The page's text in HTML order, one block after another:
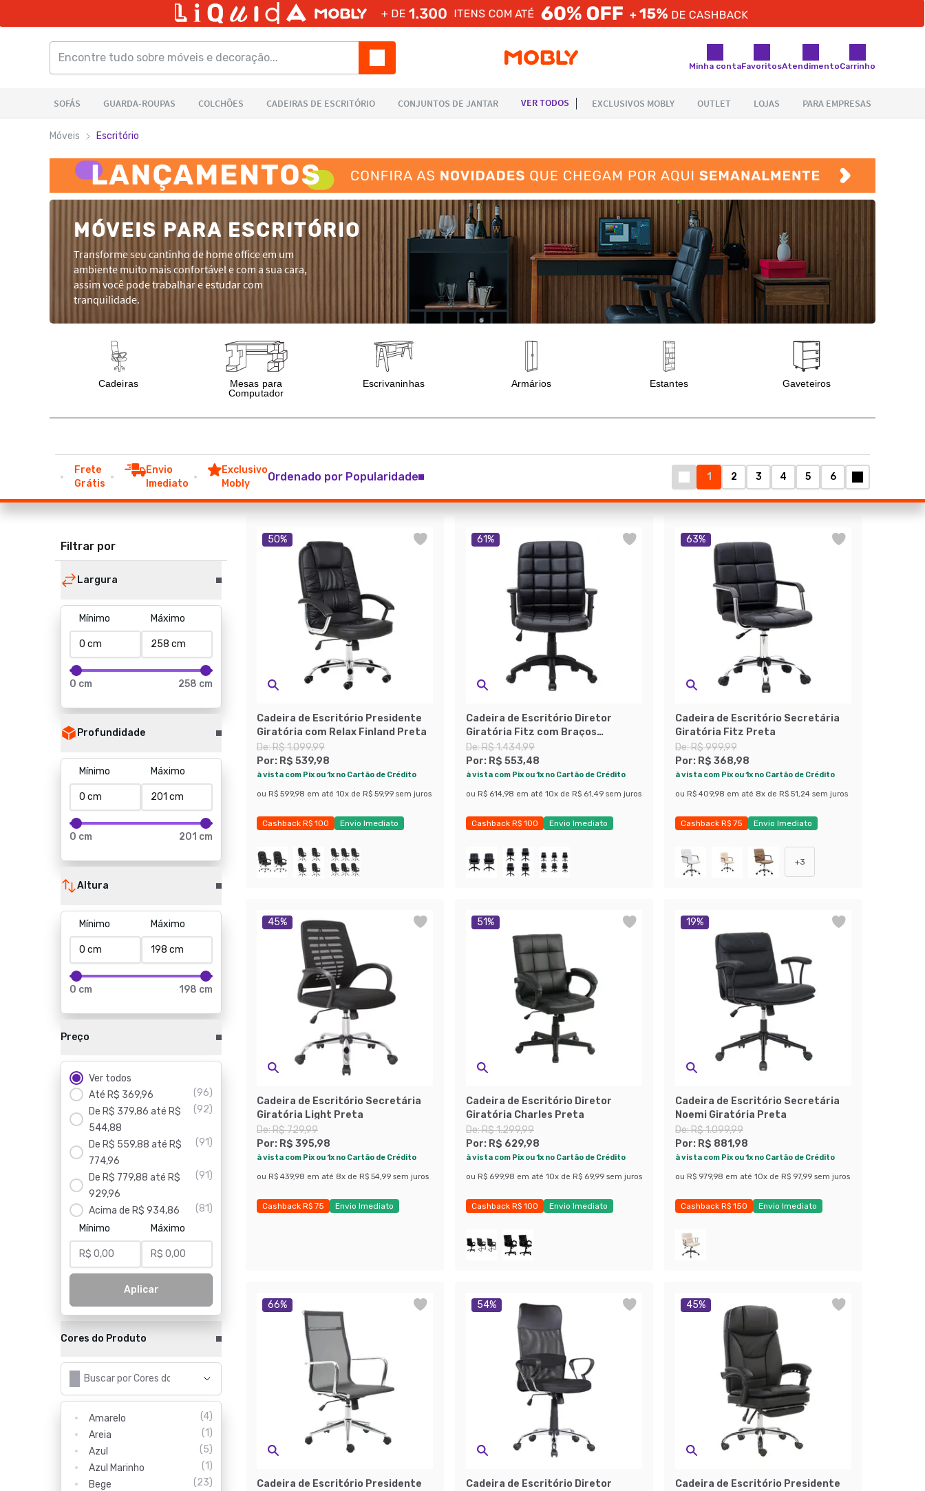
Minha contaFavoritosAtendimentoCarrinho
Móveis Escritório
Frete
Grátis
Envio
Imediato
Exclusivo
Mobly
Ordenado por Popularidade 1 2 3 4 5 6
Filtrar por
Largura
Mínimo Máximo
0 cm 258 cm
Profundidade
Mínimo Máximo
0 cm 201 cm
Altura
Mínimo Máximo
0 cm 198 cm
Preço
Ver todos
Até R$ 369,96
(96)
De R$ 379,86 até R$
544,88
(92)
De R$ 559,88 até R$
774,96
(91)
De R$ 779,88 até R$
929,96
(91)
Acima de R$ 934,86 (81)
Mínimo
Máximo
Aplicar
Cores do Produto
Amarelo (4)
Areia
(1)
Azul
(5)
Azul Marinho
(1)
Bege
(23)
50%
Cadeira de Escritório Presidente
Giratória com Relax Finland Preta
De:R$ 1.099,99
Por: R$ 539,98
à vista com Pix ou 1x no Cartão de Crédito
ou R$ 599,98 em até 10x de R$ 59,99 sem juros
Cashback R$ 100
Envio Imediato
61%
Cadeira de Escritório Diretor
Giratória Fitz com Braços
Ajustáveis Preta
De:R$ 1.434,99
Por: R$ 553,48
à vista com Pix ou 1x no Cartão de Crédito
ou R$ 614,98 em até 10x de R$ 61,49 sem juros
Cashback R$ 100
Envio Imediato
63%
Cadeira de Escritório Secretária
Giratória Fitz Preta
De:R$ 999,99
Por: R$ 368,98
à vista com Pix ou 1x no Cartão de Crédito
ou R$ 409,98 em até 8x de R$ 51,24 sem juros
Cashback R$ 75
Envio Imediato
+3
45%
Cadeira de Escritório Secretária
Giratória Light Preta
De:R$ 729,99
Por: R$ 395,98
à vista com Pix ou 1x no Cartão de Crédito
ou R$ 439,98 em até 8x de R$ 54,99 sem juros
Cashback R$ 75
Envio Imediato
51%
Cadeira de Escritório Diretor
Giratória Charles Preta
De:R$ 1.299,99
Por: R$ 629,98
à vista com Pix ou 1x no Cartão de Crédito
ou R$ 699,98 em até 10x de R$ 69,99 sem juros
Cashback R$ 100
Envio Imediato
19%
Cadeira de Escritório Secretária
Noemi Giratória Preta
De:R$ 1.099,99
Por: R$ 881,98
à vista com Pix ou 1x no Cartão de Crédito
ou R$ 979,98 em até 10x de R$ 97,99 sem juros
Cashback R$ 150
Envio Imediato
66%
Cadeira de Escritório Presidente
54%
Cadeira de Escritório Diretor
45%
Cadeira de Escritório Presidente